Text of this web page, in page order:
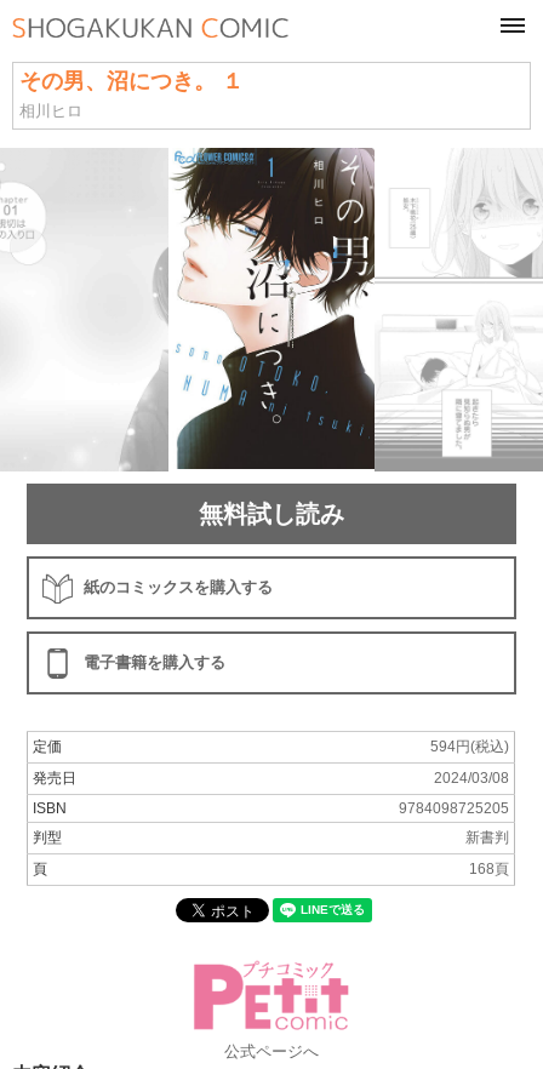
その男、沼につき。 １
相川ヒロ
無料試し読み
紙のコミックスを購入する
電子書籍を購入する
定価
594円(税込)
発売日
2024/03/08
ISBN
9784098725205
判型
新書判
頁
168頁
公式ページへ